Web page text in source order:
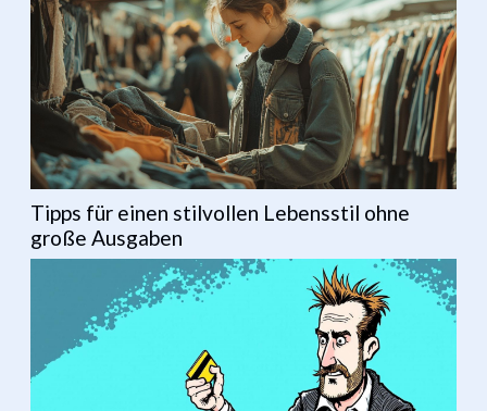
Tipps für einen stilvollen Lebensstil ohne
große Ausgaben